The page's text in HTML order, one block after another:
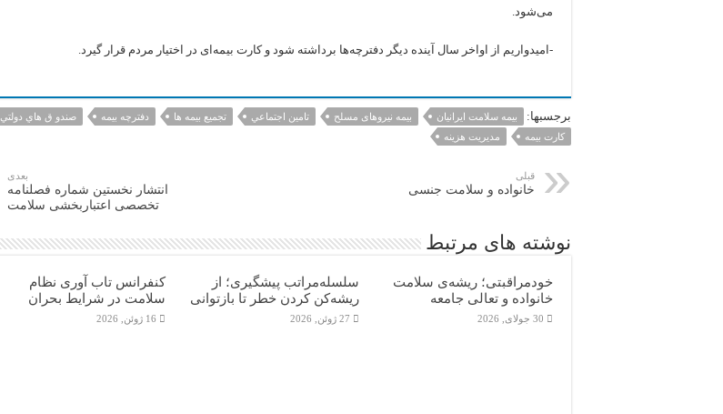
می‌شود.
-امیدواریم از اواخر سال آینده دیگر دفترچه‌ها برداشته شود و کارت بیمه‌ای در اختیار مردم قرار گیرد.
برجسبها: بيمه سلامت ايرانيان بیمه نیروهای مسلح تامين اجتماعي تجميع بيمه ها دفترچه بيمه
صندو ق هاي دولتي
كارت بيمه
مديريت هزينه
قبلی
خانواده و سلامت جنسی
بعدی
انتشار نخستین شماره فصلنامه
تخصصی اعتباربخشی سلامت
نوشته های مرتبط
خودمراقبتی؛ ریشه‌ی سلامت
خانواده و تعالی جامعه
30 جولای, 2026
سلسله‌مراتب پیشگیری؛ از
ریشه‌کن کردن خطر تا بازتوانی
27 ژوئن, 2026
کنفرانس تاب آوری نظام
سلامت در شرایط بحران
16 ژوئن, 2026